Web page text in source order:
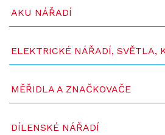
AKU NÁŘADÍ
ELEKTRICKÉ NÁŘADÍ, SVĚTLA,
MĚŘIDLA A ZNAČKOVAČE
DÍLENSKÉ NÁŘADÍ